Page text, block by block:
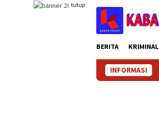
tutup
BERITA KRIMINAL
INFORMASI